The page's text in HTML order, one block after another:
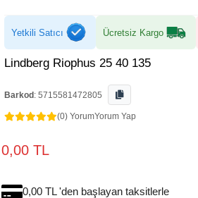
Yetkili Satıcı Ücretsiz Kargo
Lindberg Riophus 25 40 135
Barkod : 5715581472805
(0) YorumYorum Yap
0,00 TL
0,00 TL 'den başlayan taksitlerle